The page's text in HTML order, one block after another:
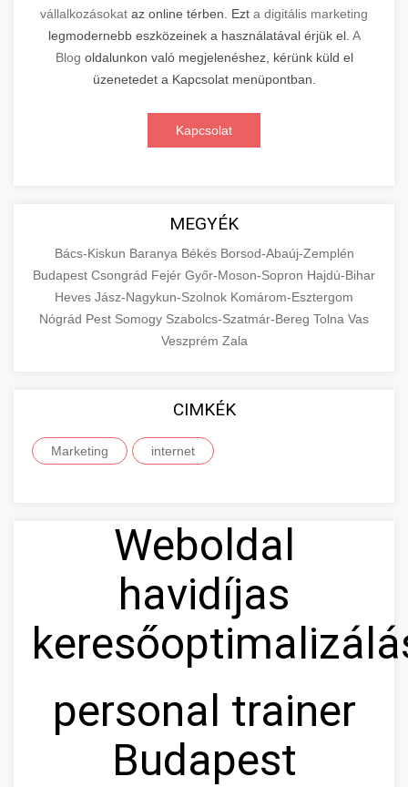
vállalkozásokat az online térben. Ezt a digitális marketing
legmodernebb eszközeinek a használatával érjük el. A
Blog oldalunkon való megjelenéshez, kérünk küld el
üzenetedet a Kapcsolat menüpontban.
Kapcsolat
MEGYÉK
Bács-Kiskun Baranya Békés Borsod-Abaúj-Zemplén
Budapest Csongrád Fejér Győr-Moson-Sopron Hajdú-Bihar
Heves Jász-Nagykun-Szolnok Komárom-Esztergom
Nógrád Pest Somogy Szabolcs-Szatmár-Bereg Tolna Vas
Veszprém Zala
CIMKÉK
Marketing internet
Weboldal
havidíjas
personal trainer
Budapest